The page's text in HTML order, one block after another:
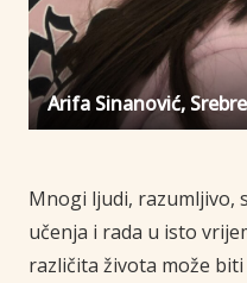
Arifa Sinanović,
Mnogi ljudi, razumljivo,
učenja i rada u isto
različita života može